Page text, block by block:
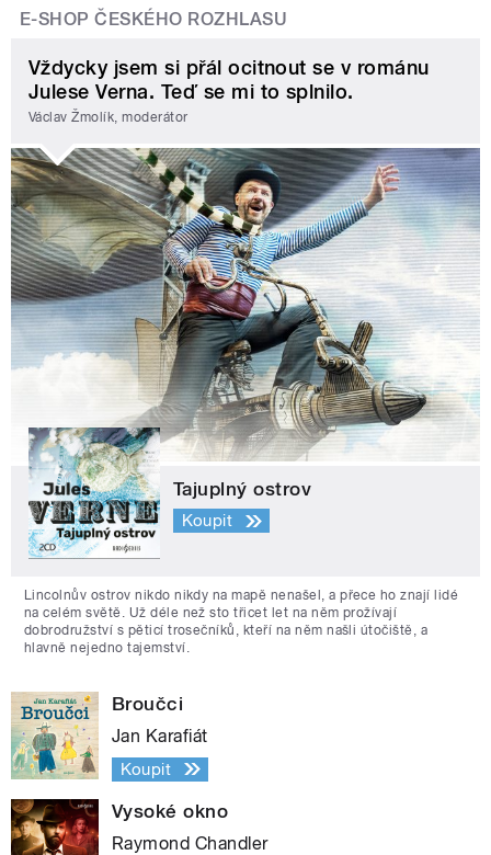
E-SHOP ČESKÉHO ROZHLASU
Vždycky jsem si přál ocitnout se v románu
Julese Verna. Teď se mi to splnilo.
Václav Žmolík, moderátor
Tajuplný ostrov
Koupit
Lincolnův ostrov nikdo nikdy na mapě nenašel, a přece ho znají lidé
na celém světě. Už déle než sto třicet let na něm prožívají
dobrodružství s pěticí trosečníků, kteří na něm našli útočiště, a
hlavně nejedno tajemství.
Broučci
Jan Karafiát
Koupit
Vysoké okno
Raymond Chandler